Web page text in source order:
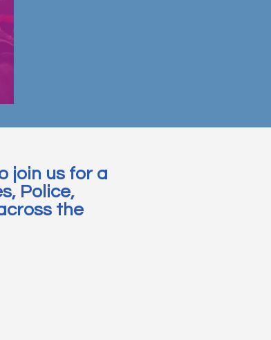
join us for a
Police,
the